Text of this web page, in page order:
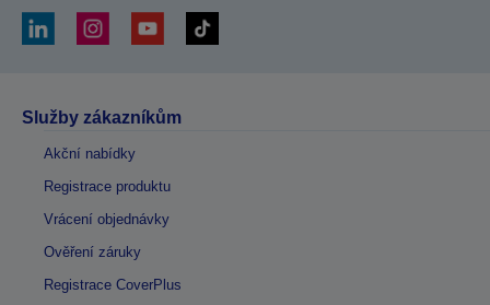
Služby zákazníkům
Akční nabídky
Registrace produktu
Vrácení objednávky
Ověření záruky
Registrace CoverPlus